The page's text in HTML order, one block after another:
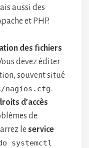
aussi des
et PHP.
des fichiers
devez éditer
souvent situé
.
d’accès
de
le service
systemctl